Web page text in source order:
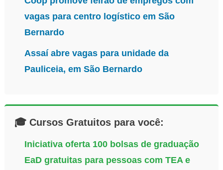
vagas para centro logístico em São
Bernardo
Assaí abre vagas para unidade da
Pauliceia, em São Bernardo
🎓 Cursos Gratuitos para você:
Iniciativa oferta 100 bolsas de graduação
EaD gratuitas para pessoas com TEA e